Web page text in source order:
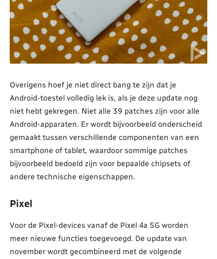
Overigens hoef je niet direct bang te zijn dat je
Android-toestel volledig lek is, als je deze update nog
niet hebt gekregen. Niet alle 39 patches zijn voor alle
Android-apparaten. Er wordt bijvoorbeeld onderscheid
gemaakt tussen verschillende componenten van een
smartphone of tablet, waardoor sommige patches
bijvoorbeeld bedoeld zijn voor bepaalde chipsets of
andere technische eigenschappen.
Pixel
Voor de Pixel-devices vanaf de Pixel 4a 5G worden
meer nieuwe functies toegevoegd. De update van
november wordt gecombineerd met de volgende